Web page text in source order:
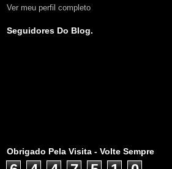
Ver meu perfil completo
Seguidores Do Blog.
Obrigado Pela Visita - Volte Sempre